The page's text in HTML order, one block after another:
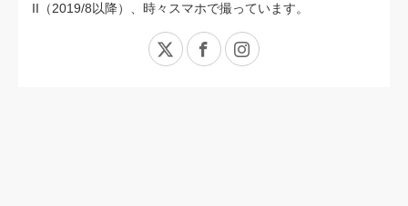
II（2019/8以降）、時々スマホで撮っています。
X FacebookInstagram